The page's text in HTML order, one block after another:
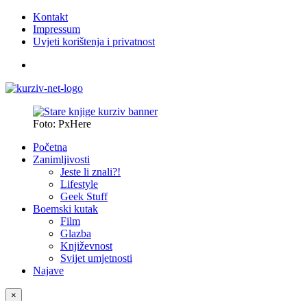
Kontakt
Impressum
Uvjeti korištenja i privatnost
Foto: PxHere
Početna
Zanimljivosti
Jeste li znali?!
Lifestyle
Geek Stuff
Boemski kutak
Film
Glazba
Književnost
Svijet umjetnosti
Najave
×